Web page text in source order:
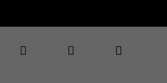
Prihlásenie
✕